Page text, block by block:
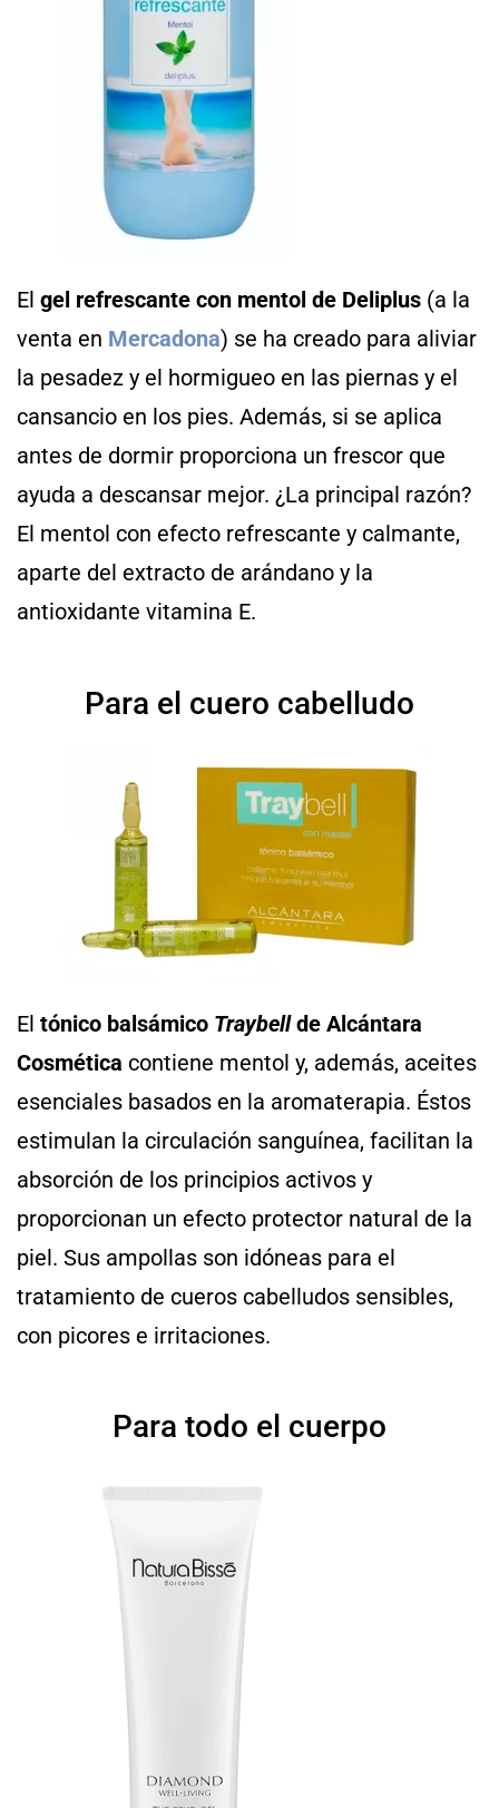
El gel refrescante con mentol de Deliplus (a la
venta en Mercadona) se ha creado para aliviar
la pesadez y el hormigueo en las piernas y el
cansancio en los pies. Además, si se aplica
antes de dormir proporciona un frescor que
ayuda a descansar mejor. ¿La principal razón?
El mentol con efecto refrescante y calmante,
aparte del extracto de arándano y la
antioxidante vitamina E.
Para el cuero cabelludo
El tónico balsámico Traybellde Alcántara
Cosmética contiene mentol y, además, aceites
esenciales basados en la aromaterapia. Éstos
estimulan la circulación sanguínea, facilitan la
absorción de los principios activos y
proporcionan un efecto protector natural de la
piel. Sus ampollas son idóneas para el
tratamiento de cueros cabelludos sensibles,
con picores e irritaciones.
Para todo el cuerpo